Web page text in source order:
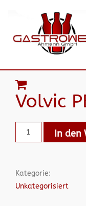
Volvic
In den
Kategorie:
Unkategorisiert